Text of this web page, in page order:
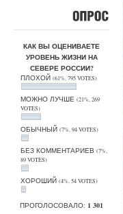
КАК ВЫ ОЦЕНИВАЕТЕ
УРОВЕНЬ ЖИЗНИ НА
СЕВЕРЕ РОССИИ?
ПЛОХОЙ (61%, 795 VOTES)
МОЖНО ЛУЧШЕ (21%, 269
VOTES)
ОБЫЧНЫЙ (7%, 94 VOTES)
БЕЗ КОММЕНТАРИЕВ (7%,
89 VOTES)
ХОРОШИЙ (4%, 54 VOTES)
ПРОГОЛОСОВАЛО: 1 301